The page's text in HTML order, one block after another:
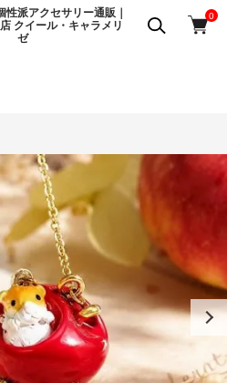
性派アクセサリー通販｜
クイール・キャラメリ
ゼ
0